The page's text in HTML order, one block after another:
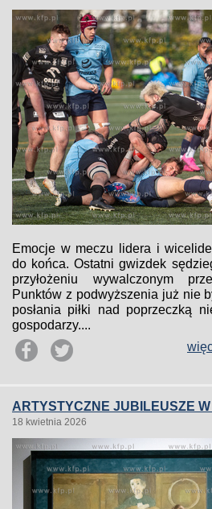
Emocje w meczu lidera i
do końca. Ostatni gwizdek
przyłożeniu wywalczonym
Punktów z podwyższenia już nie
posłania piłki nad poprzeczką
gospodarzy....
ARTYSTYCZNE JUBILEUSZE W
18 kwietnia 2026